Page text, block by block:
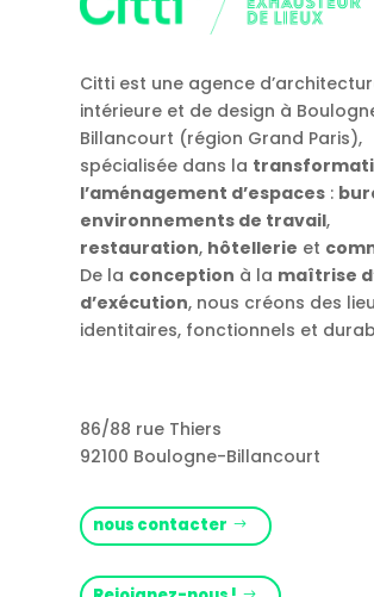
Citti est une agence
intérieure et de design à
Billancourt (région Grand Paris),
spécialisée dans la
l’aménagement d’espaces :
environnements de travail,
restauration, hôtellerie et
De la conception à la maîtrise
d’exécution, nous créons des
identitaires, fonctionnels et
86/88 rue Thiers
92100 Boulogne-Billancourt
nous contacter